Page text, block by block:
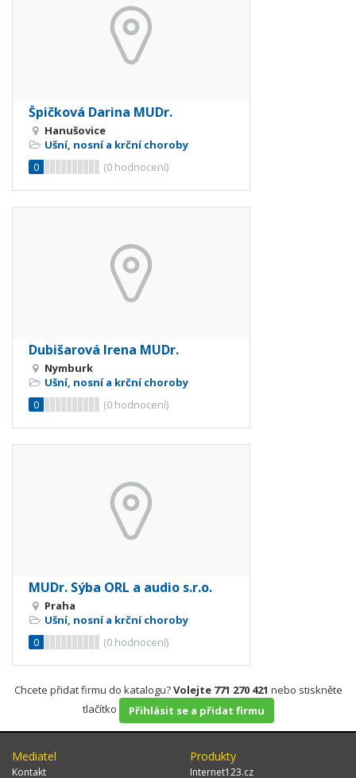
Špičková Darina MUDr.
Hanušovice
Ušní, nosní a krční choroby
0
(0 hodnocení)
Dubišarová Irena MUDr.
Nymburk
Ušní, nosní a krční choroby
0
(0 hodnocení)
MUDr. Sýba ORL a audio s.r.o.
Praha
Ušní, nosní a krční choroby
0
(0 hodnocení)
Chcete přidat firmu do katalogu?Volejte 771 270 421 nebo stiskněte
tlačítko
Přihlásit se a přidat firmu
Mediatel
Kontakt
Produkty
Internet123.cz